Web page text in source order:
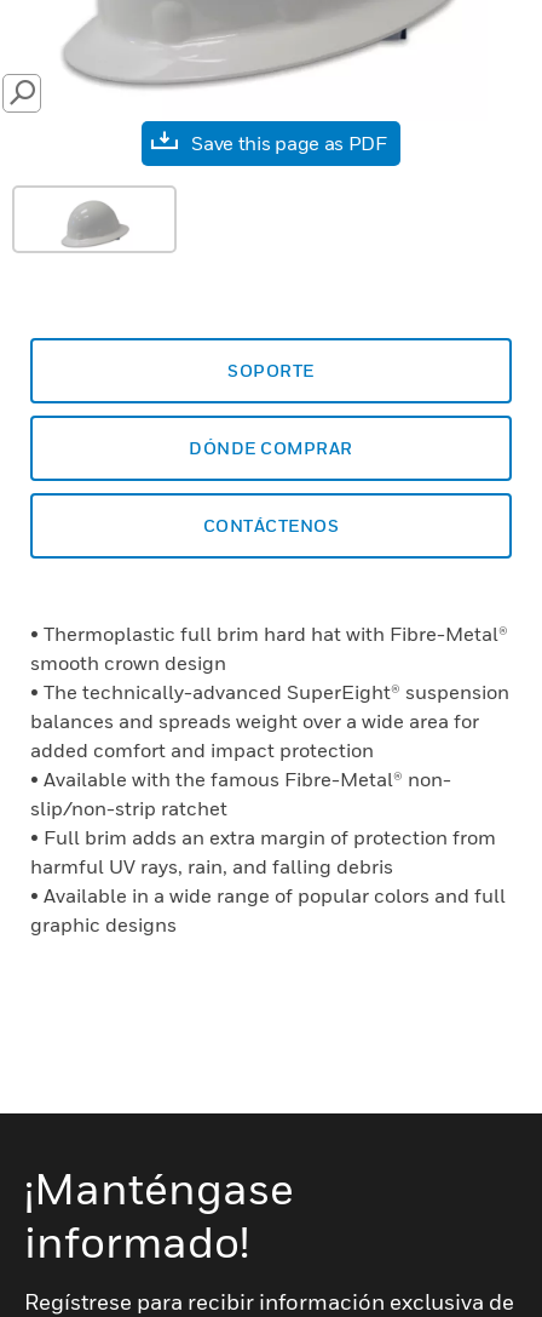
SEARCH
Save this page as PDF
SOPORTE
DÓNDE COMPRAR
CONTÁCTENOS
• Thermoplastic full brim hard hat with Fibre-Metal®
smooth crown design
• The technically-advanced SuperEight® suspension
balances and spreads weight over a wide area for
added comfort and impact protection
• Available with the famous Fibre-Metal® non-
slip/non-strip ratchet
• Full brim adds an extra margin of protection from
harmful UV rays, rain, and falling debris
• Available in a wide range of popular colors and full
graphic designs
¡Manténgase
informado!
Regístrese para recibir información exclusiva de